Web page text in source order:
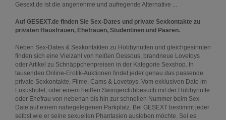
Gesext.de ist die angenehme und aufregende Alternative ...
Auf GESEXT.de finden Sie Sex-Dates und private Sexkontakte zu
privaten Hausfrauen, Ehefrauen, Studentinen und Paaren.
Neben Sex-Dates & Sexkontakten zu Hobbynutten und gleichgesinnten
finden sich eine Vielzahl von heißen Dessous, brandneue Lovetoys
oder Artikel zu Schnäppchenpreisen in der Kategorie Sexshop. In
tausenden Online-Erotik-Auktionen findet jeder genau das passende.
private Sexkontakte, Filme, Cams & Lovetoys. Vom exklusiven Date im
Luxushotel, oder einem heißen Swingerclubbesuch mit der Hobbynutte
oder Ehefrau von nebenan bis hin zur schnellen Nummer beim Sex-
Date auf einem nahegelegenen Parkplatz. Bei GESEXT bestimmt jeder
selbst wie er seine sexuellen Phantasien ausleben möchte. Sei es